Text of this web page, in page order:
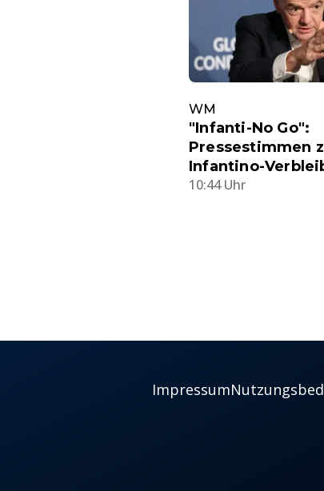
WM
"Infanti-No Go":
Pressestimmen
Infantino-
10:44 Uhr
Impressum